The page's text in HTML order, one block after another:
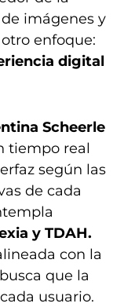
imágenes y
enfoque:
digital
Scheerle
tiempo real
según las
de cada
y TDAH.
con la
que la
usuario.